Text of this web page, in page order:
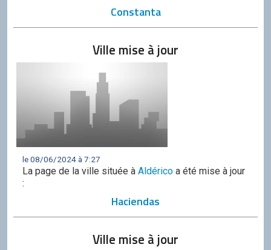
Constanta
Ville mise à jour
le 08/06/2024 à 7:27
La page de la ville située à Aldérico a été mise à jour
:
Haciendas
Ville mise à jour